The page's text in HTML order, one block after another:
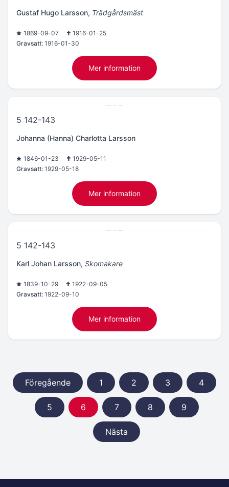
Gustaf Hugo Larsson, Trädgårdsmäst
1869-09-07
1916-01-25
Gravsatt: 1916-01-30
Mer information
5 142-143
Johanna (Hanna) Charlotta Larsson
1846-01-23
1929-05-11
Gravsatt: 1929-05-18
Mer information
5 142-143
Karl Johan Larsson, Skomakare
1839-10-29
1922-09-05
Gravsatt: 1922-09-10
Mer information
Föregående 1 2 3 4
5 6 7 8 9
Nästa